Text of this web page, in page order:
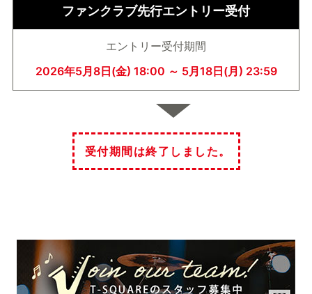
ファンクラブ先行エントリー受付
エントリー受付期間
2026年5月8日(金) 18:00 ～ 5月18日(月) 23:59
受付期間は終了しました。